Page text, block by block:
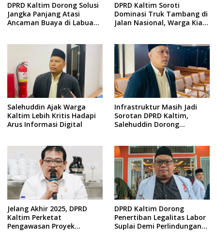
DPRD Kaltim Dorong Solusi
Jangka Panjang Atasi
Ancaman Buaya di Labuan
DPRD Kaltim Soroti
Dominasi Truk Tambang di
Jalan Nasional, Warga Kian
Salehuddin Ajak Warga
Kaltim Lebih Kritis Hadapi
Arus Informasi Digital
Infrastruktur Masih Jadi
Sorotan DPRD Kaltim,
Salehuddin Dorong
Jelang Akhir 2025, DPRD
Kaltim Perketat
Pengawasan Proyek
DPRD Kaltim Dorong
Penertiban Legalitas Labor
Suplai Demi Perlindungan